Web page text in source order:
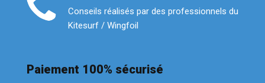
Conseils réalisés par des professionnels du
Kitesurf / Wingfoil
Paiement 100% sécurisé